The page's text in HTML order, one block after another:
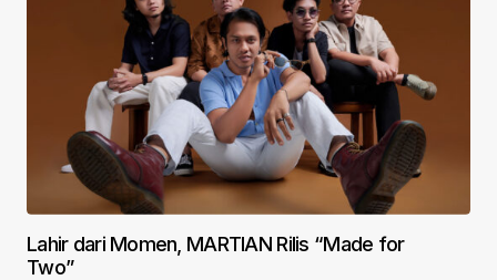
Lahir dari Momen, MARTIAN Rilis “Made for
Two”